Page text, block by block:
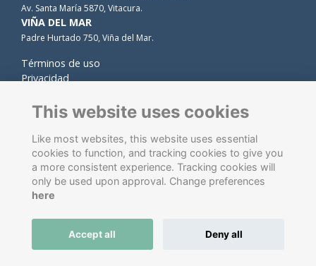
Av. Santa María 5870, Vitacura.
VIÑA DEL MAR
Padre Hurtado 750, Viña del Mar.
Términos de uso
Privacidad
Contacto
Software de gestión de antiguos alumnos
energizado por
This website uses cookies
Like most websites, this website uses essential
cookies to function, and tracking cookies to give you
a more consistent experience. Tracking cookies will
only be used upon approval. Change preferences
here
Accept all Deny all